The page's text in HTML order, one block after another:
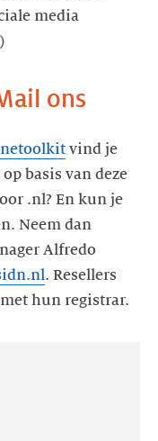
media
ons
vind je
basis van deze
.nl? En kun je
Neem dan
Alfredo
. Resellers
hun registrar.